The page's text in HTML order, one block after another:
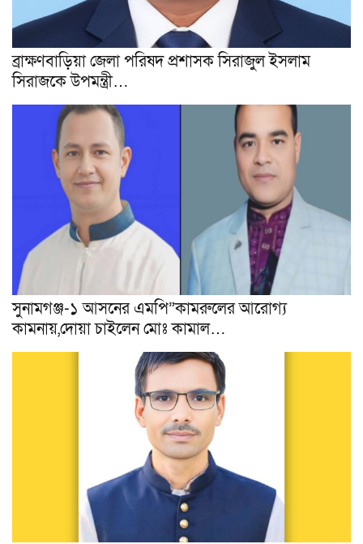
ব্রাক্ষণবাড়িয়া জেলা পরিষদ প্রশাসক সিরাজুল ইসলাম
সিরাজকে উপমন্ত্রী…
সুনামগঞ্জ-১ আসনের এমপি”কামরুলের আরোগ্য
কামনায়,দোয়া চাইলেন মোঃ কামাল…